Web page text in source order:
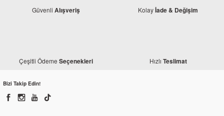
Güvenli Alışveriş Kolayİade & Değişim
Çeşitli Ödeme Seçenekleri Hızlı Teslimat
Bizi Takip Edin!